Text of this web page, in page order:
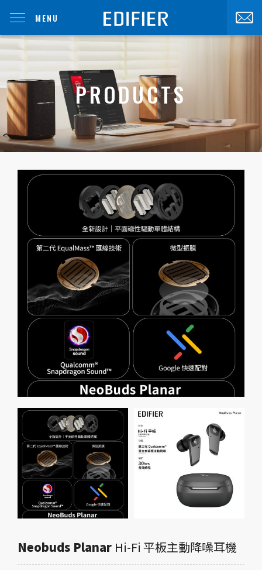
PRODUCTS
Neobuds Planar Hi-Fi 平板主動降噪耳機
MENU